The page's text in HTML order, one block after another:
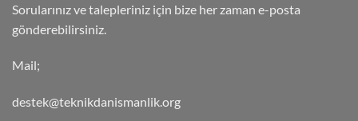
Sorularınız ve talepleriniz için bize her zaman e-posta
gönderebilirsiniz.
Mail;
destek@teknikdanismanlik.org